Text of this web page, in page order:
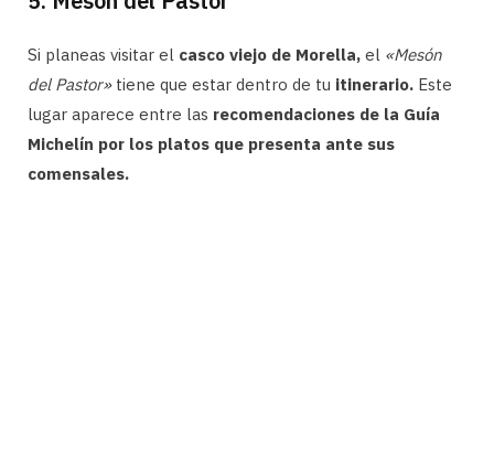
Si planeas visitar el casco viejo de Morella, el «Mesón
del Pastor»tiene que estar dentro de tu itinerario. Este
lugar aparece entre las recomendaciones de la Guía
Michelín por los platos que presenta ante sus
comensales.